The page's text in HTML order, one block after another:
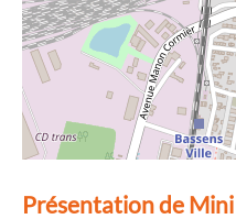
Présentation de